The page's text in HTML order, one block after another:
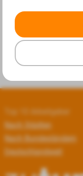
Top 10 Arbeitgeber
Nach Städten
Nach Bundesländern
Deutschlandweit